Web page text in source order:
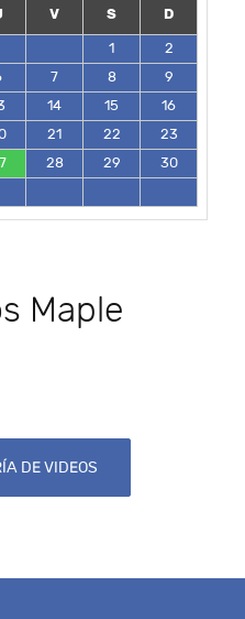
V S
D
1
2
7 8
9
14 15
16
21 22
23
28 29
30
Maple
DE VIDEOS